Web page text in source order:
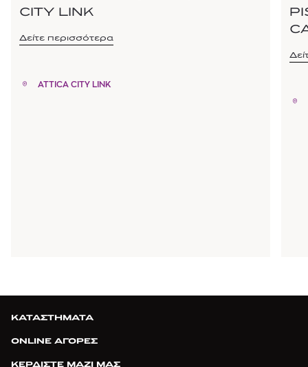
CITY LINK
Δείτε περισσότερα
ATTICA CITY LINK
ΚΑΤΑΣΤΗΜΑΤΑ
ONLINE ΑΓΟΡΕΣ
ΚΕΡΔΙΣΤΕ ΜΑΖΙ ΜΑΣ